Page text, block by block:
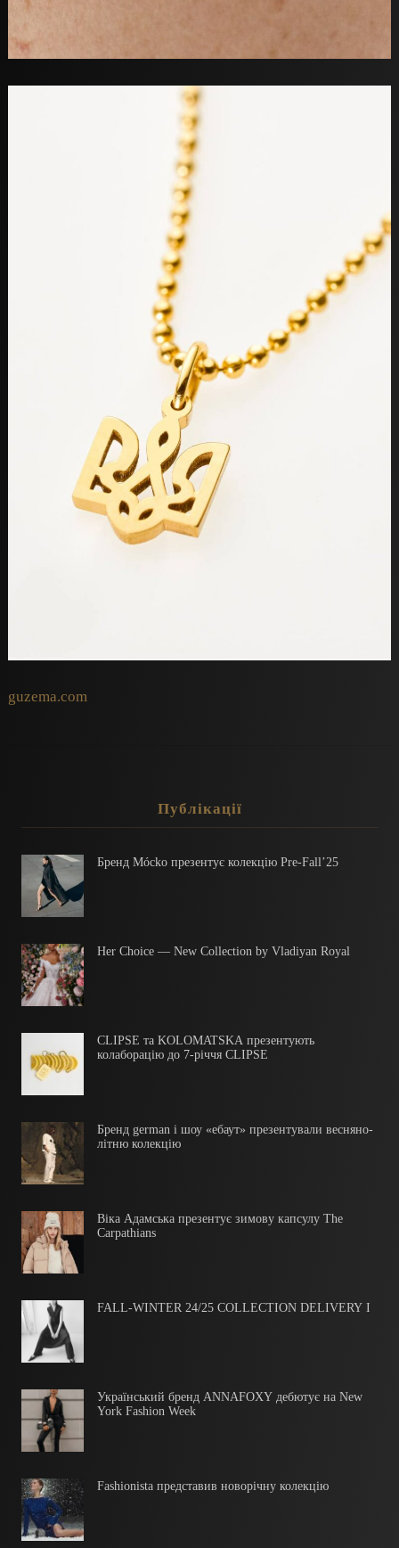
guzema.com
Публікації
Бренд Mócko презентує колекцію Pre-Fall’25
Her Choice — New Collection by Vladiyan Royal
CLIPSE та KOLOMATSKA презентують
колаборацію до 7-річчя CLIPSE
Бренд german і шоу «ебаут» презентували весняно-
літню колекцію
Віка Адамська презентує зимову капсулу The
Carpathians
FALL-WINTER 24/25 COLLECTION DELIVERY I
Український бренд ANNAFOXY дебютує на New
York Fashion Week
Fashionista представив новорічну колекцію